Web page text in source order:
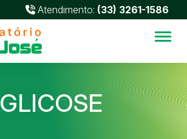
Atendimento: (33) 3261-1586
GLICOSE